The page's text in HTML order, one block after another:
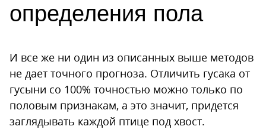
определения пола
И все же ни один из описанных выше методов
не дает точного прогноза. Отличить гусака от
гусыни со 100% точностью можно только по
половым признакам, а это значит, придется
заглядывать каждой птице под хвост.